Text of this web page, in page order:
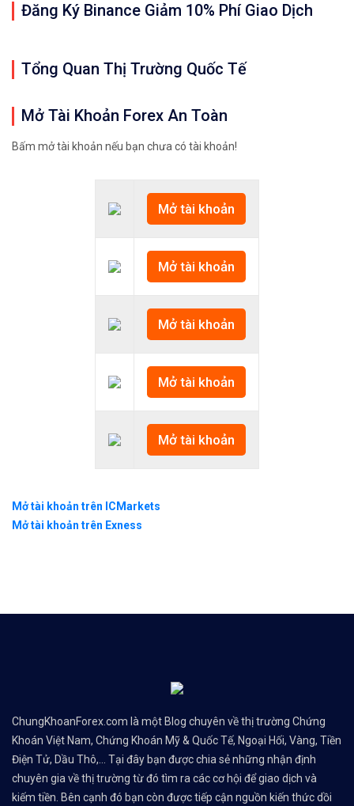
Đăng Ký Binance Giảm 10% Phí Giao Dịch
Tổng Quan Thị Trường Quốc Tế
Mở Tài Khoản Forex An Toàn
Bấm mở tài khoản nếu bạn chưa có tài khoản!
Mở tài khoản
Mở tài khoản
Mở tài khoản
Mở tài khoản
Mở tài khoản
Mở tài khoản trên ICMarkets
Mở tài khoản trên Exness
ChungKhoanForex.com là một Blog chuyên về thị trường Chứng
Khoán Việt Nam, Chứng Khoán Mỹ & Quốc Tế, Ngoại Hối, Vàng, Tiền
Điện Tử, Dầu Thô,... Tại đây bạn được chia sẻ những nhận định
chuyên gia về thị trường từ đó tìm ra các cơ hội để giao dịch và
kiếm tiền. Bên cạnh đó bạn còn được tiếp cận nguồn kiến thức dồi